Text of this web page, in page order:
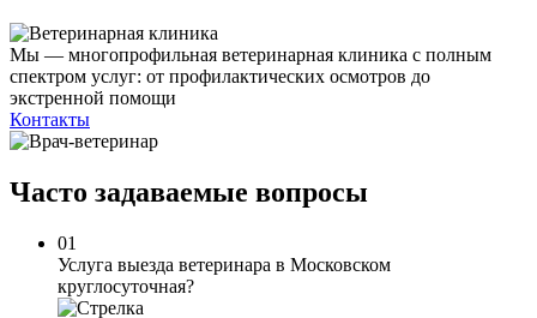
Мы — многопрофильная ветеринарная клиника с полным
спектром услуг: от профилактических осмотров до
экстренной помощи
Контакты
Часто задаваемые вопросы
01
Услуга выезда ветеринара в Московском
круглосуточная?